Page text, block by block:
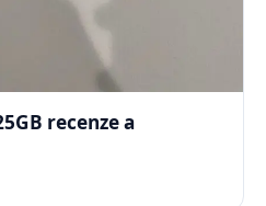
recenze a